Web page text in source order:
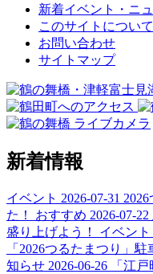
新着イベント・ニ
このサイトについて
お問い合わせ
サイトマップ
新着情報
イベント 2026-07-31
た！
おすすめ 2026-07-22
盛り上げよう！
イベント
「2026つるたまつり」
知らせ 2026-06-26
「江